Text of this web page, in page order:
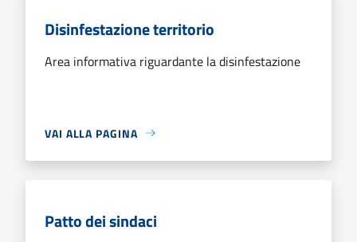
Disinfestazione territorio
Area informativa riguardante la disinfestazione
VAI ALLA PAGINA
Patto dei sindaci